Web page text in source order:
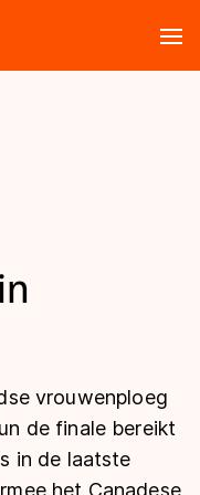
vrouwenploeg
de finale bereikt
in de laatste
het Canadese